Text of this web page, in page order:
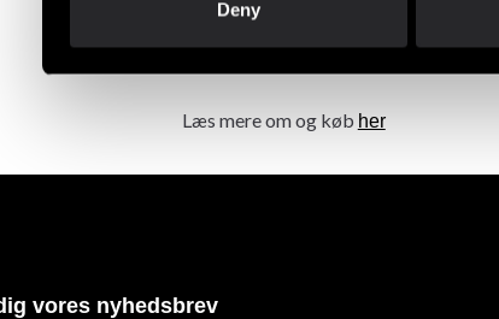
Deny
Denne kombination resulterer i
Læs mere om og køb her
vores nyhedsbrev